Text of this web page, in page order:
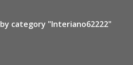
category "Interiano62222"